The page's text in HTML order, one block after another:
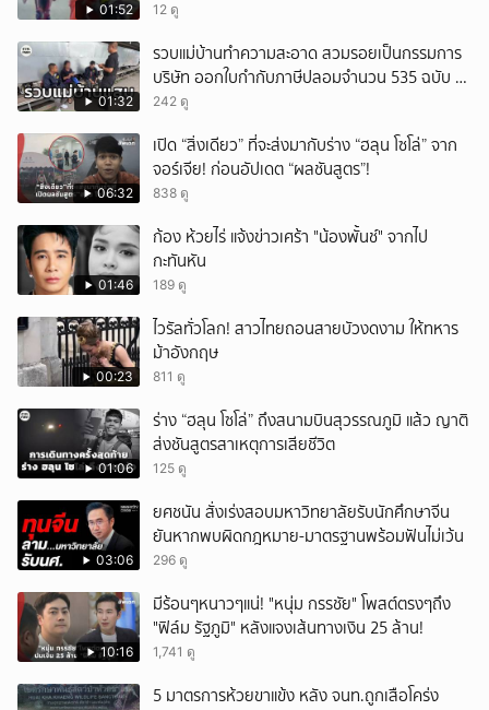
01:52 12 ดู
01:32
รวบแม่บ้านทำความสะอาด สวมรอยเป็นกรรมการ
บริษัท ออกใบกำกับภาษีปลอมจำนวน 535 ฉบับ รัฐ
เสียหายกว่า 129 ล้านบาท
242 ดู
06:32
เปิด “สิ่งเดียว” ที่จะส่งมากับร่าง “ฮลุน โซโล่” จาก
จอร์เจีย! ก่อนอัปเดต “ผลชันสูตร”!
838 ดู
01:46
ก้อง ห้วยไร่ แจ้งข่าวเศร้า "น้องพั้นช์" จากไป
กะทันหัน
189 ดู
00:23
ไวรัลทั่วโลก! สาวไทยถอนสายบัวงดงาม ให้ทหาร
ม้าอังกฤษ
811 ดู
01:06
ร่าง “ฮลุน โซโล่” ถึงสนามบินสุวรรณภูมิ แล้ว ญาติ
ส่งชันสูตรสาเหตุการเสียชีวิต
125 ดู
03:06
ยศชนัน สั่งเร่งสอบมหาวิทยาลัยรับนักศึกษาจีน
ยันหากพบผิดกฎหมาย-มาตรฐานพร้อมฟันไม่เว้น
296 ดู
10:16
มีร้อนๆหนาวๆแน่! "หนุ่ม กรรชัย" โพสต์ตรงๆถึง
"ฟิล์ม รัฐภูมิ" หลังแจงเส้นทางเงิน 25 ล้าน!
1,741 ดู
5 มาตรการห้วยขาแข้ง หลัง จนท.ถูกเสือโคร่ง